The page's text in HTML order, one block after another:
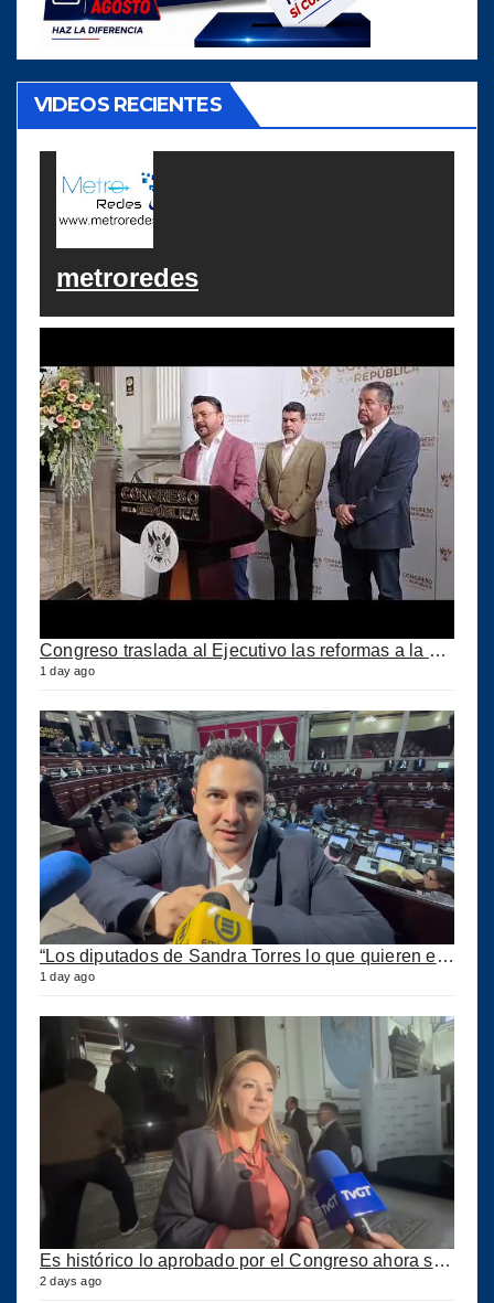
VIDEOS RECIENTES
metroredes
Congreso traslada al Ejecutivo las reformas a la Ley del IUSI tras firma del Decreto 18-2026
1 day ago
1 day ago
Es histórico lo aprobado por el Congreso ahora se podrán construir puertos privados
2 days ago